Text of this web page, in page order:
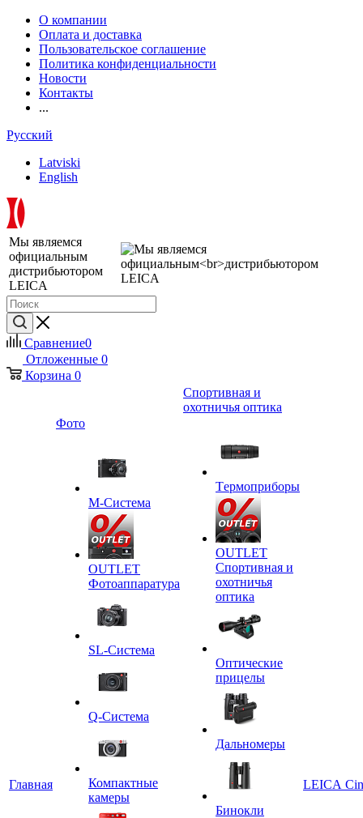
О компании
Оплата и доставка
Пользовательское соглашение
Политика конфиденциальности
Новости
Контакты
...
Русский
Latviski
English
Мы являемся
официальным
дистрибьютором
LEICA
Сравнение0
Отложенные 0
Корзина 0
Главная
Фото
M-Система
OUTLET
Фотоаппаратура
SL-Система
Q-Cистема
Компактные
камеры
Спортивная и
охотничья оптика
Tермоприборы
OUTLET
Спортивная и
охотничья
оптика
Оптические
прицелы
Дальномеры
Бинокли
LEICA